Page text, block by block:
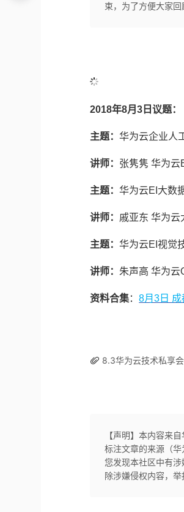
束，为了方便大家
2018年8月3日议题：
主题：华为云企业人
讲师： 张隽隽 华为云
主题：华为云EI大数
讲师： 戚亚东 华为云
主题：华为云EI视觉
讲师： 朱声高 华为云
资料合集：8月3日
8.3华为云技术私享
【声明】本内容来
标注文章的来源（
您发现本社区中有
除涉嫌侵权内容，